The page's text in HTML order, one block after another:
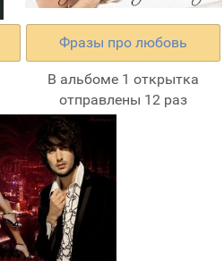
Фразы про любовь
В альбоме 1 открытка
отправлены 12 раз